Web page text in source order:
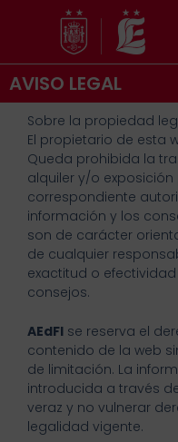
contenido
AVISO LEGAL
Sobre la propiedad
El propietario de esta
Queda prohibida la
alquiler y/o
correspondiente
información y los
son de carácter
de cualquier
exactitud o
consejos.
AEdFI se reserva el
contenido de la web
de limitación. La
introducida a través
veraz y no vulnerar
legalidad vigente.